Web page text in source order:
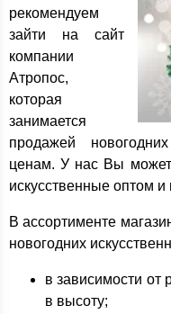
рекомендуем
зайти на сайт
компании
Атропос,
которая
занимается
продажей
ценам. У нас Вы
искусственные оптом и
В ассортименте
новогодних
в зависимости от
в высоту;